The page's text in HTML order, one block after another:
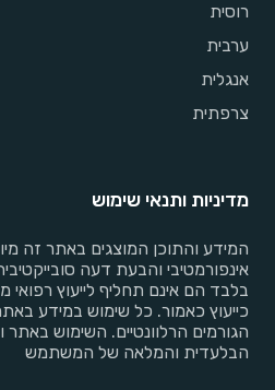
רוסית
ערבית
אנגלית
צרפתית
מדיניות ותנאי שימוש
המידע והתוכן המוצגים באתר זה
אינפורמטיבי והבעת דעה
בלבד הם אינם תחליף לייעוץ רפואי
כייעוץ כאמור. כל שימוש במידע
הגורמים הרלוונטיים. השימוש באתר
הבלעדית והמלאה של המשתמש